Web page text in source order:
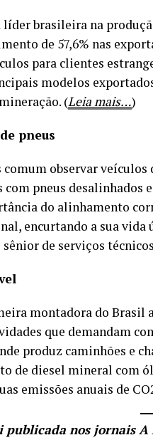
líder brasileira na
de 57,6% nas
para clientes
modelos
(Leia mais…)
pneus
comum observar veículos
com pneus desalinhados
do alinhamento
encurtando a sua
de serviços
montadora do Brasil
que demandam
produz caminhões e
de diesel mineral com
emissões anuais de
publicada nos jornaisA